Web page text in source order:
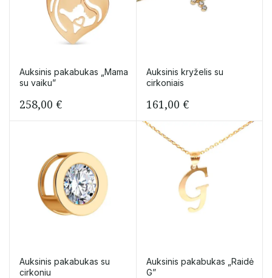
Auksinis pakabukas „Mama
su vaiku”
258,00 €
Auksinis kryželis su
cirkoniais
161,00 €
Auksinis pakabukas su
cirkoniu
Auksinis pakabukas „Raidė
G”